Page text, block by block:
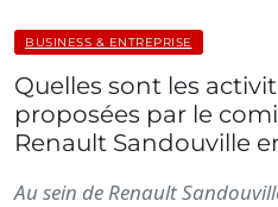
BUSINESS & ENTREPRISE
Quelles sont les
proposées par le
Renault Sandouville
Au sein de Renault